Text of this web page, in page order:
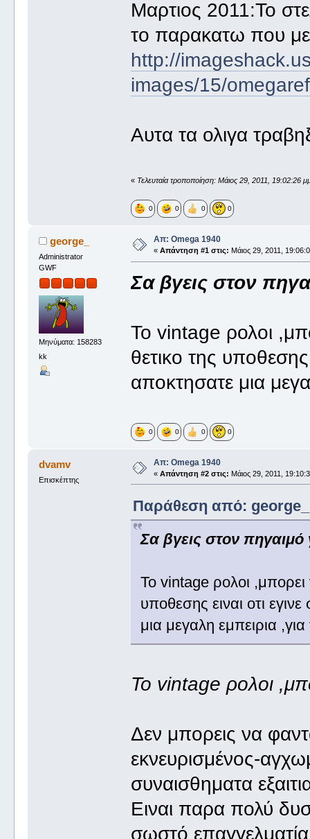
Μαρτιος 2011:Το
το παρακατω που με
http://
images/15/
Αυτα τα ολιγα
« Τελευταία τροποποίηση: Μάιος 29, 2011, 19:02:26
0 0 0 0
george_
Administrator
GWF
Μηνύματα: 158283
kk
Απ: Omega 1940
« Απάντηση #1 στις: Μάιος 29, 2011,
Σα βγεις στον
Το vintage ρολοι
θετικο της υποθεσης
αποκτησατε μια
0 0 0 0
dvamv
Επισκέπτης
Απ: Omega 1940
« Απάντηση #2 στις: Μάιος 29, 2011,
Παράθεση από: george_
Σα βγεις στον πηγαιμό
Το vintage ρολοι ,μπορει
υποθεσης ειναι οτι
μια μεγαλη εμπειρια
Το vintage ρολοι
Δεν μπορεις να
εκνευρισμένος-
συναισθηματα
Ειναι παρα πολύ
σωστό